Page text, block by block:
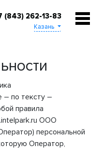
(843) 262-13-83
Казань
– по тексту –
правила
ООО
персональной
Оператор,